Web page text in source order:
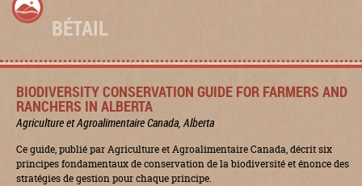
BÉTAIL
BIODIVERSITY CONSERVATION GUIDE FOR FARMERS AND
RANCHERS IN ALBERTA
Agriculture et Agroalimentaire Canada, Alberta
Ce guide, publié par Agriculture et Agroalimentaire Canada, décrit six
principes fondamentaux de conservation de la biodiversité et énonce des
stratégies de gestion pour chaque principe.